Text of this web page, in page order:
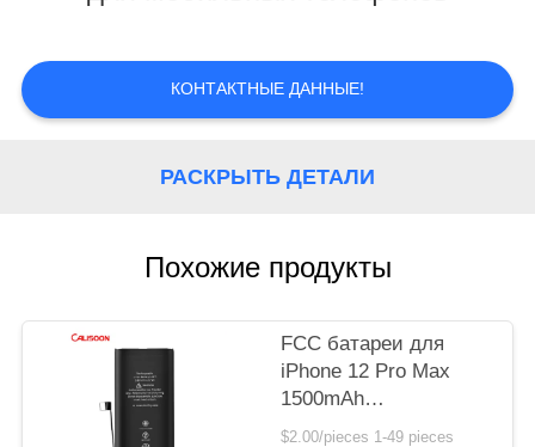
ФАБРИКА
КОНТРОЛЬ
ОТПРАВИТЬ
ЗАПРОС
КОНТАКТНЫЕ ДАННЫЕ!
РАСКРЫТЬ ДЕТАЛИ
Похожие продукты
FCC батареи для
iPhone 12 Pro Max
1500mAh
перезаряжаемая мини
$2.00/pieces 1-49 pieces